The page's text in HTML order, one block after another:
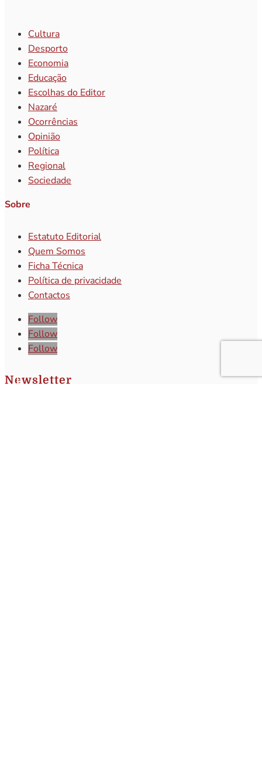
Cultura
Desporto
Economia
Educação
Escolhas do Editor
Nazaré
Ocorrências
Opinião
Política
Regional
Sociedade
Sobre
Estatuto Editorial
Quem Somos
Ficha Técnica
Política de privacidade
Contactos
Follow
Follow
Follow
Newsletter